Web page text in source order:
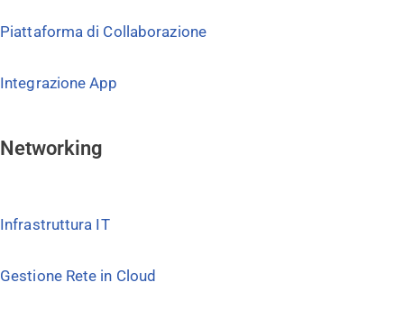
Piattaforma di Collaborazione
Integrazione App
Networking
Infrastruttura IT
Gestione Rete in Cloud